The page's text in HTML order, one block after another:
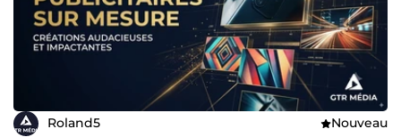
Roland5 Nouveau